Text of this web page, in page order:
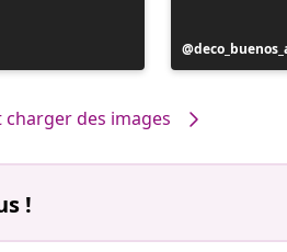
Publication
publiée
des images
!